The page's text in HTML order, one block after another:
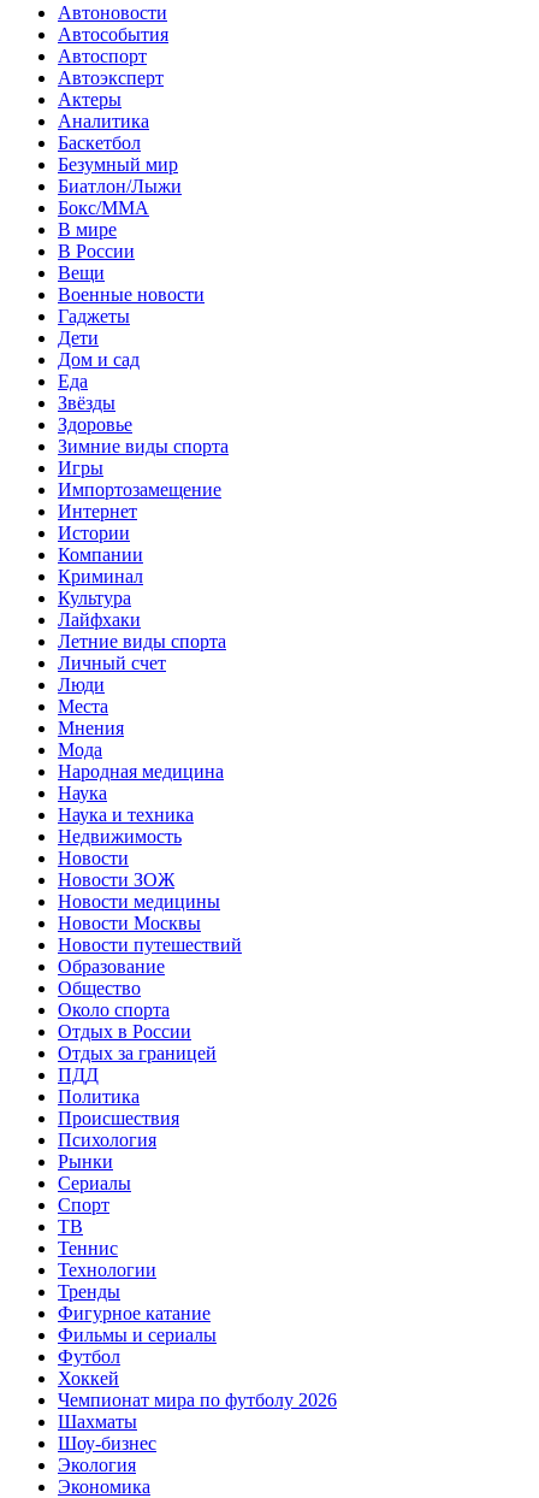
Автоновости
Автособытия
Автоспорт
Автоэксперт
Актеры
Аналитика
Баскетбол
Безумный мир
Биатлон/Лыжи
Бокс/MMA
В мире
В России
Вещи
Военные новости
Гаджеты
Дети
Дом и сад
Еда
Звёзды
Здоровье
Зимние виды спорта
Игры
Импортозамещение
Интернет
Истории
Компании
Криминал
Культура
Лайфхаки
Летние виды спорта
Личный счет
Люди
Места
Мнения
Мода
Народная медицина
Наука
Наука и техника
Недвижимость
Новости
Новости ЗОЖ
Новости медицины
Новости Москвы
Новости путешествий
Образование
Общество
Около спорта
Отдых в России
Отдых за границей
ПДД
Политика
Происшествия
Психология
Рынки
Сериалы
Спорт
ТВ
Теннис
Технологии
Тренды
Фигурное катание
Фильмы и сериалы
Футбол
Хоккей
Чемпионат мира по футболу 2026
Шахматы
Шоу-бизнес
Экология
Экономика